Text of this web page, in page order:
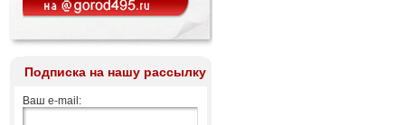
Подписка на нашу рассылку
Ваш e-mail: